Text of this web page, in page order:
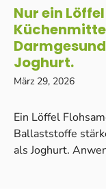
Nur ein
Joghurt.
März 29, 2026
Ein Löffel
Ballaststoffe
als Joghurt.